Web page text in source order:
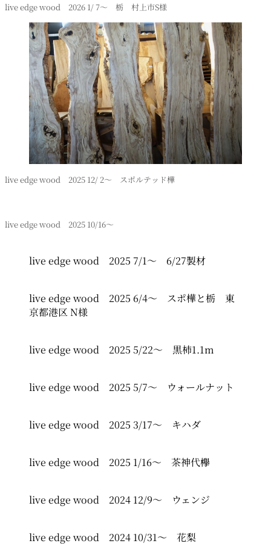
live edge wood 2026 1/ 7～ 栃 村上市S様
live edge wood 2025 12/ 2～ スポルテッド樺
live edge wood 2025 10/16～
live edge wood 2025 7/1～ 6/27製材
live edge wood 2025 6/4～ スポ樺と栃 東
京都港区 N様
live edge wood 2025 5/22～ 黒柿1.1m
live edge wood 2025 5/7～ ウォールナット
live edge wood 2025 3/17～ キハダ
live edge wood 2025 1/16～ 茶神代欅
live edge wood 2024 12/9～ ウェンジ
live edge wood 2024 10/31～ 花梨